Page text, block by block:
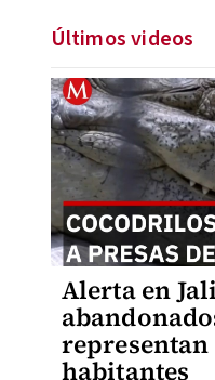
Últimos videos
Alerta en
habitantes